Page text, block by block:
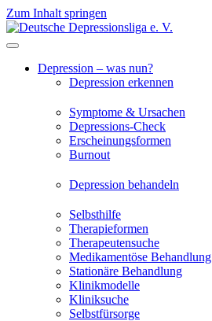
Zum Inhalt springen
Depression – was nun?
Depression erkennen
Symptome & Ursachen
Depressions-Check
Erscheinungsformen
Burnout
Depression behandeln
Selbsthilfe
Therapieformen
Therapeutensuche
Medikamentöse Behandlung
Stationäre Behandlung
Klinikmodelle
Kliniksuche
Selbstfürsorge